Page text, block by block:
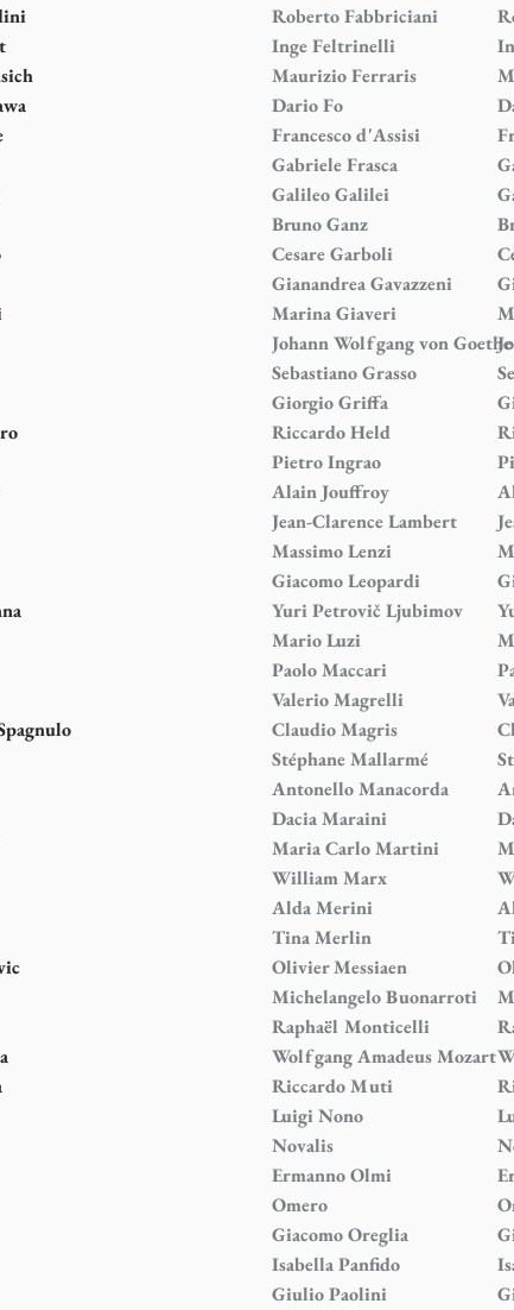
Roberto Fabbriciani
Inge Feltrinelli
Maurizio Ferraris
Dario Fo
Francesco d'Assisi
Gabriele Frasca
Galileo Galilei
Bruno Ganz
Cesare Garboli
Gianandrea Gavazzeni
Marina Giaveri
Johann Wolfgang von Goethe
Sebastiano Grasso
Giorgio Griffa
Riccardo Held
Pietro Ingrao
Alain Jouffroy
Jean-Clarence Lambert
Massimo Lenzi
Giacomo Leopardi
Yuri Petrovič Ljubimov
Mario Luzi
Paolo Maccari
Valerio Magrelli
Claudio Magris
Stéphane Mallarmé
Antonello Manacorda
Dacia Maraini
Maria Carlo Martini
William Marx
Alda Merini
Tina Merlin
Olivier Messiaen
Michelangelo Buonarroti
Raphaël Monticelli
Wolfgang Amadeus Mozart
Riccardo Muti
Luigi Nono
Novalis
Ermanno Olmi
Omero
Giacomo Oreglia
Isabella Panfido
Giulio Paolini